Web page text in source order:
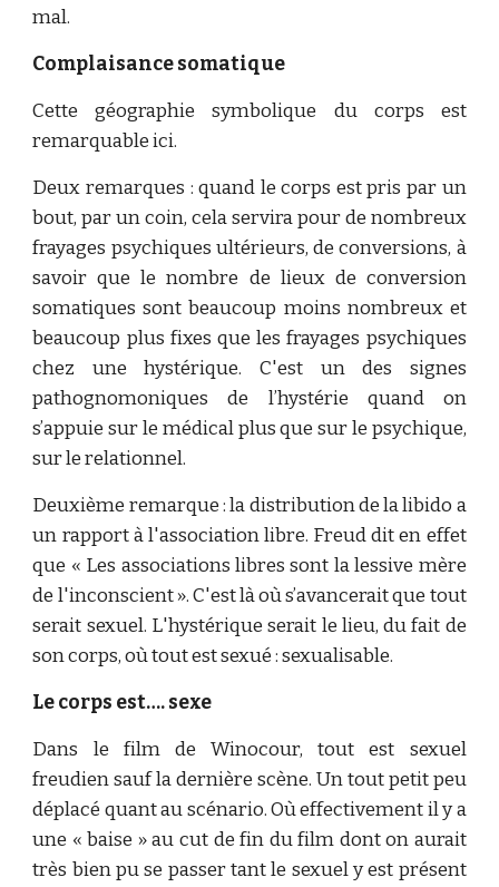
mal.
Complaisance somatique
Cette géographie symbolique du corps est
remarquable ici.
Deux remarques : quand le corps est pris par un
bout, par un coin, cela servira pour de nombreux
frayages psychiques ultérieurs, de conversions, à
savoir que le nombre de lieux de conversion
somatiques sont beaucoup moins nombreux et
beaucoup plus fixes que les frayages psychiques
chez une hystérique. C'est un des signes
pathognomoniques de l’hystérie quand on
s’appuie sur le médical plus que sur le psychique,
sur le relationnel.
Deuxième remarque : la distribution de la libido a
un rapport à l'association libre. Freud dit en effet
que « Les associations libres sont la lessive mère
de l'inconscient ». C'est là où s’avancerait que tout
serait sexuel. L'hystérique serait le lieu, du fait de
son corps, où tout est sexué : sexualisable.
Le corps est…. sexe
Dans le film de Winocour, tout est sexuel
freudien sauf la dernière scène. Un tout petit peu
déplacé quant au scénario. Où effectivement il y a
une « baise » au cut de fin du film dont on aurait
très bien pu se passer tant le sexuel y est présent